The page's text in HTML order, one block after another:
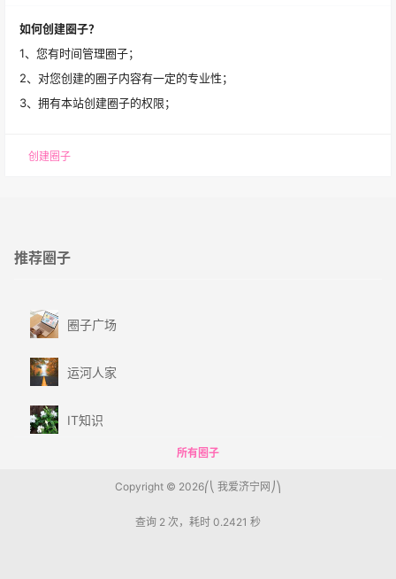
如何创建圈子？
1、您有时间管理圈子；
2、对您创建的圈子内容有一定的专业性；
3、拥有本站创建圈子的权限；
创建圈子
推荐圈子
圈子广场
运河人家
IT知识
所有圈子
Copyright © 2026 我爱济宁网
查询 2 次，耗时 0.2421 秒